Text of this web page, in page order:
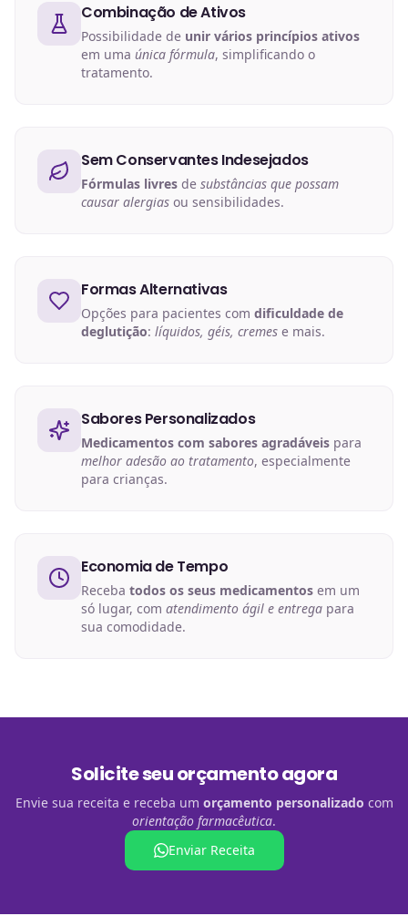
Combinação de Ativos
Possibilidade de unir vários princípios ativos
em uma única fórmula, simplificando o
tratamento.
Sem Conservantes Indesejados
Fórmulas livres de substâncias que possam
causar alergias ou sensibilidades.
Formas Alternativas
Opções para pacientes com dificuldade de
deglutição: líquidos, géis, cremes e mais.
Sabores Personalizados
Medicamentos com sabores agradáveis para
melhor adesão ao tratamento, especialmente
para crianças.
Economia de Tempo
Receba todos os seus medicamentos em um
só lugar, com atendimento ágil e entrega para
sua comodidade.
Solicite seu orçamento agora
Envie sua receita e receba um orçamento personalizado com
orientação farmacêutica.
Enviar Receita